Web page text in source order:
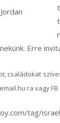
Erre
családokat
ra vagy
tag/